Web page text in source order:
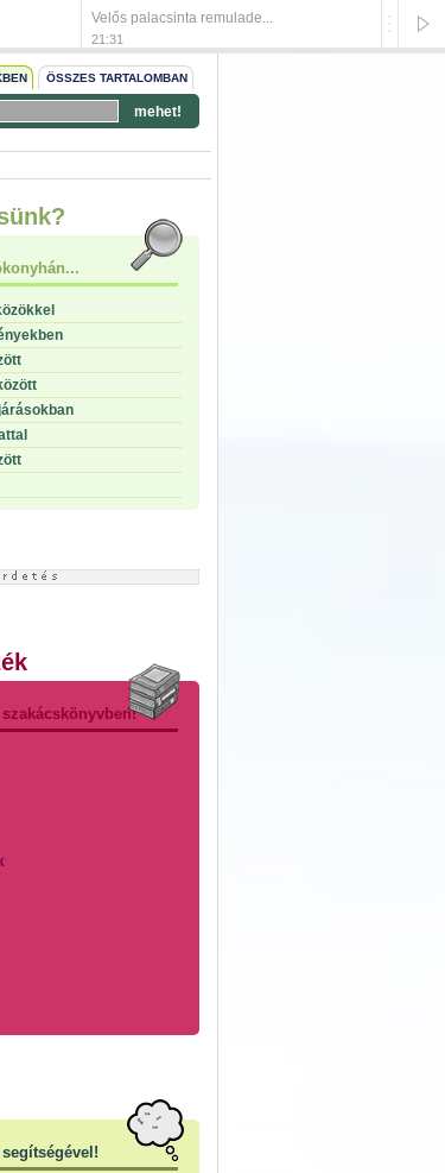
Velős palacsinta remulade...
21:31
ÖSSZES TARTALOMBAN
mehet!